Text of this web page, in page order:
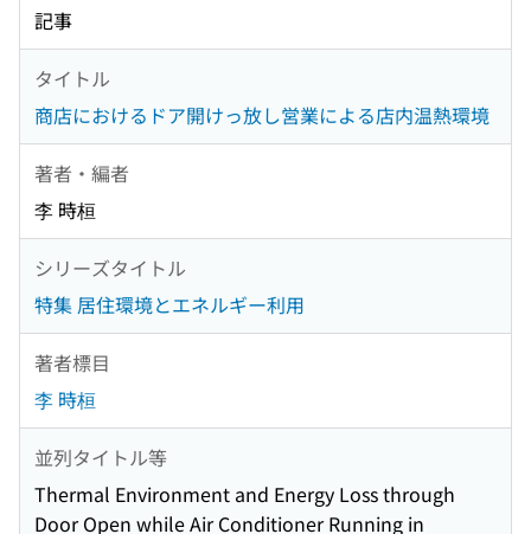
記事
タイトル
商店におけるドア開けっ放し営業による店内温熱環境
著者・編者
李 時桓
シリーズタイトル
特集 居住環境とエネルギー利用
著者標目
李 時桓
並列タイトル等
Thermal Environment and Energy Loss through
Door Open while Air Conditioner Running in